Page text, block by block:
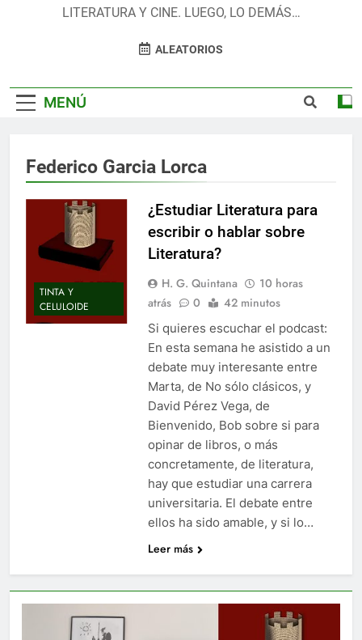
LITERATURA Y CINE. LUEGO, LO DEMÁS…
ALEATORIOS
MENÚ
Federico Garcia Lorca
TINTA Y
CELULOIDE
¿Estudiar Literatura para
escribir o hablar sobre
Literatura?
H. G. Quintana
10 horas
atrás
0 42 minutos
Si quieres escuchar el podcast:
En esta semana he asistido a un
debate muy interesante entre
Marta, de No sólo clásicos, y
David Pérez Vega, de
Bienvenido, Bob sobre si para
opinar de libros, o más
concretamente, de literatura,
hay que estudiar una carrera
universitaria. El debate entre
ellos ha sido amable, y si lo…
Leer más